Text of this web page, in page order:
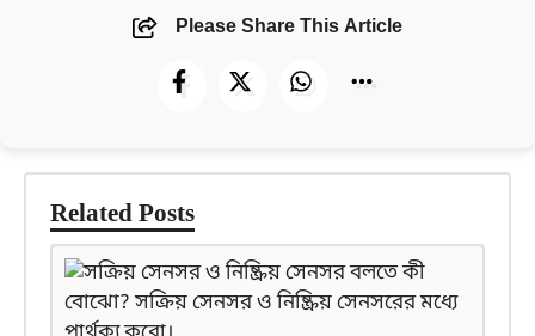
Please Share This Article
Related Posts